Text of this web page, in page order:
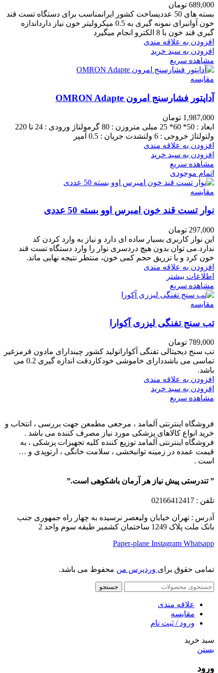
689,000 تومان
بسته های 50 عددیساخت کشور ایرانمناسب برای دستگاه تست قند
خون آوانبرای نمونه گیری به 0.5 میکرولیتر خون نیاز دارداندازه
گیری قند خون با 8 الکترو انجام میگیرد
افزودن به علاقه مندی
افزودن به سبد خرید
مشاهده سریع
مقایسه
آداپتور فشارسنج امرون OMRON Adapte
1,987,000 تومان
ابعاد : 50* 60* 25 مبلی متروزن : 80 گرمولتاژ ورودی : 24 تا 220
ولتولتاژ خروجی : 6 ولتشدت جریان : 0.5 آمپر
افزودن به علاقه مندی
افزودن به سبد خرید
مشاهده سریع
اتمام موجودی
مقایسه
نوار تست قند خون امبرس اوو بسته 50 عددی
297,000 تومان
این نوار کاربری بسیار ساده ای دارد و نیاز به وارد کردن کد
ندارد.می توان بدون هیچ دردسری نوار را وارد دستگاه تست قند
خون کرد و با تزریق حجم کمی خون، منتطر نتیجه نهایی ماند.
افزودن به علاقه مندی
اطلاعات بیشتر
مشاهده سریع
مقایسه
تب سنج تفنگی لیزری آکوارا
789,000 تومان
تب سنج دیجیتالی تفنگی آکواراتولید کشور چیندارای مادون قرمزغیر
تماسی می باشددارای خاموشی خودکاردقت اندازه گیری 0.2 می
باشد.
افزودن به علاقه مندی
افزودن به سبد خرید
مشاهده سریع
فروشگاه اینترنتی آلمامد ، مرجعی مطمعن جهت بررسی ، انتخاب و
خرید انواع کالاهای پزشکی مورد نیاز مصرف کننده می باشد .
فروشگاه اینترنتی آلمامد توزیع کننده کلیه تجهیزات پزشکی ، به
قیمت عمده در زمینه توانبخشی ، سلامت خانگی ، ارتوپدی و …
است .
” تندرستی پیش نیاز هر آرمان باشکوهی است.”
تلفن : 02166412417
آدرس : تهران خیابان ولیعصر نرسیده به چهار راه جمهوری جنب
بانک ملت پلاک 1249 ساختمان کشمیر طبقه سوم واحد 2
Paper-plane Instagram Whatsapp
تمامی حقوق برای وردپرس من محفوظ می باشد.
جستجو
علاقه مندی
مقایسه
ورود / ثبت نام
سبد خرید
بستن
ورود